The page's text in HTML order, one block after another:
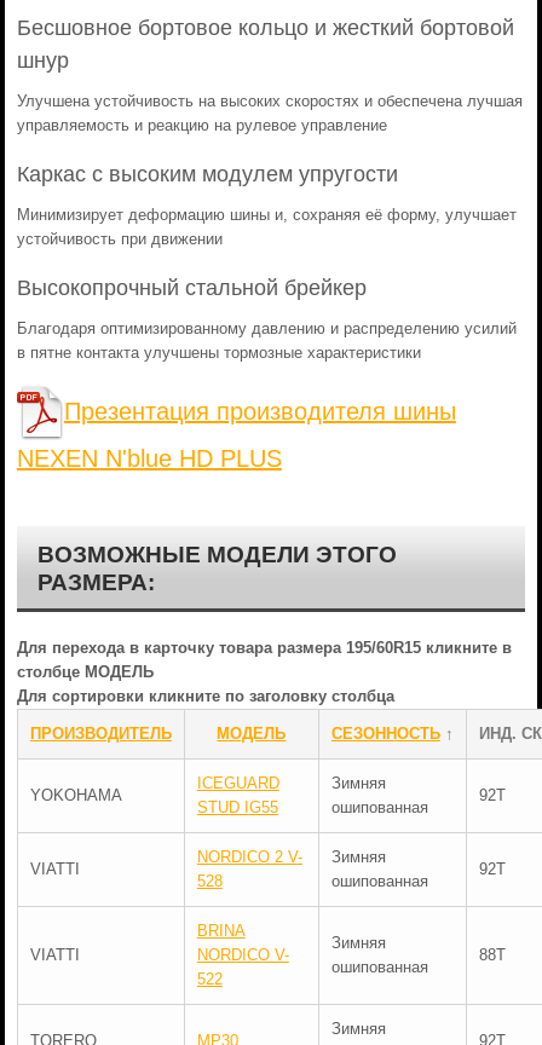
Бесшовное бортовое кольцо и жесткий бортовой
шнур
Улучшена устойчивость на высоких скоростях и обеспечена лучшая
управляемость и реакцию на рулевое управление
Каркас с высоким модулем упругости
Минимизирует деформацию шины и, сохраняя её форму, улучшает
устойчивость при движении
Высокопрочный стальной брейкер
Благодаря оптимизированному давлению и распределению усилий
в пятне контакта улучшены тормозные характеристики
Презентация производителя шины
NEXEN N'blue HD PLUS
ВОЗМОЖНЫЕ МОДЕЛИ ЭТОГО
РАЗМЕРА:
Для перехода в карточку товара размера 195/60R15 кликните в
столбце МОДЕЛЬ
Для сортировки кликните по заголовку столбца
ПРОИЗВОДИТЕЛЬ МОДЕЛЬ СЕЗОННОСТЬ↑ ИНД.
YOKOHAMA
ICEGUARD
STUD IG55
Зимняя
ошипованная
92T
VIATTI
NORDICO 2 V-
528
Зимняя
ошипованная
92T
VIATTI
BRINA
NORDICO V-
522
Зимняя
ошипованная
88T
TORERO MP30
Зимняя
92T